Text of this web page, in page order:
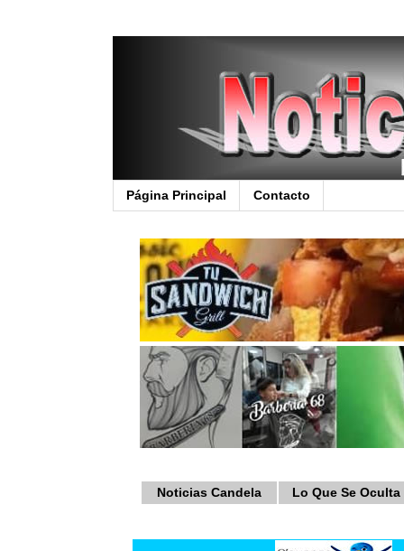
Página Principal Contacto
Noticias Candela Lo Que Se Oculta